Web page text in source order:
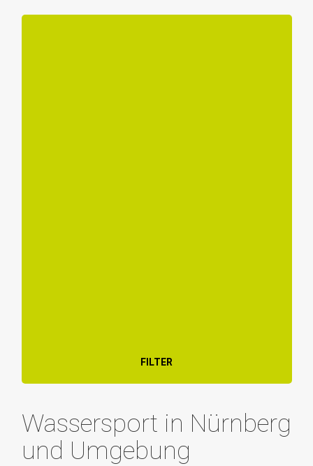
FILTER
Wassersport in Nürnberg
und Umgebung